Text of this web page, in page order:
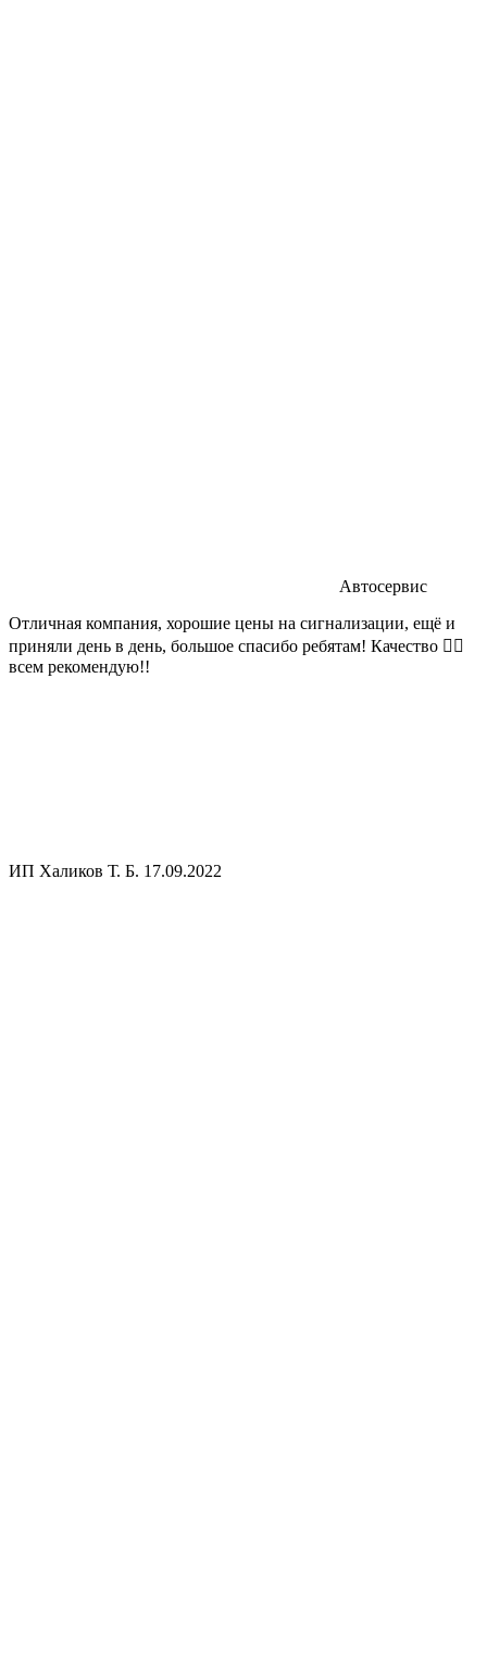
Автосервис
Отличная компания, хорошие цены на сигнализации, ещё и
приняли день в день, большое спасибо ребятам! Качество 👍🏻
всем рекомендую!!
ИП Халиков Т. Б. 17.09.2022